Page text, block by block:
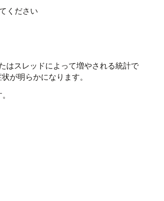
ください
はスレッドによって増やされる統計で
が明らかになります。